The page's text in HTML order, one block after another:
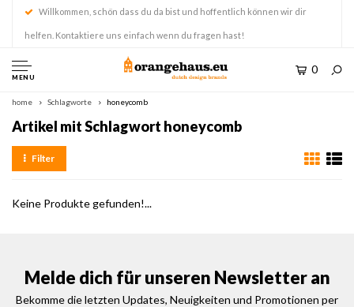
Willkommen, schön dass du da bist und hoffentlich können wir dir
helfen. Kontaktiere uns einfach wenn du fragen hast!
MENU
0
home Schlagworte honeycomb
Artikel mit Schlagwort honeycomb
Filter
Keine Produkte gefunden!...
Melde dich für unseren Newsletter an
Bekomme die letzten Updates, Neuigkeiten und Promotionen per